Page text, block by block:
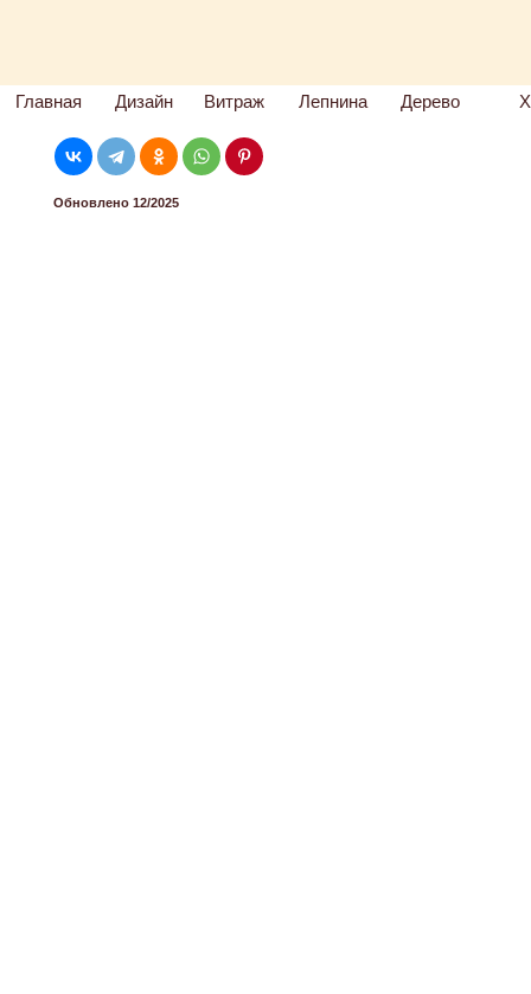
Главная Дизайн Витраж Лепнина Дерево
Обновлено 12/2025